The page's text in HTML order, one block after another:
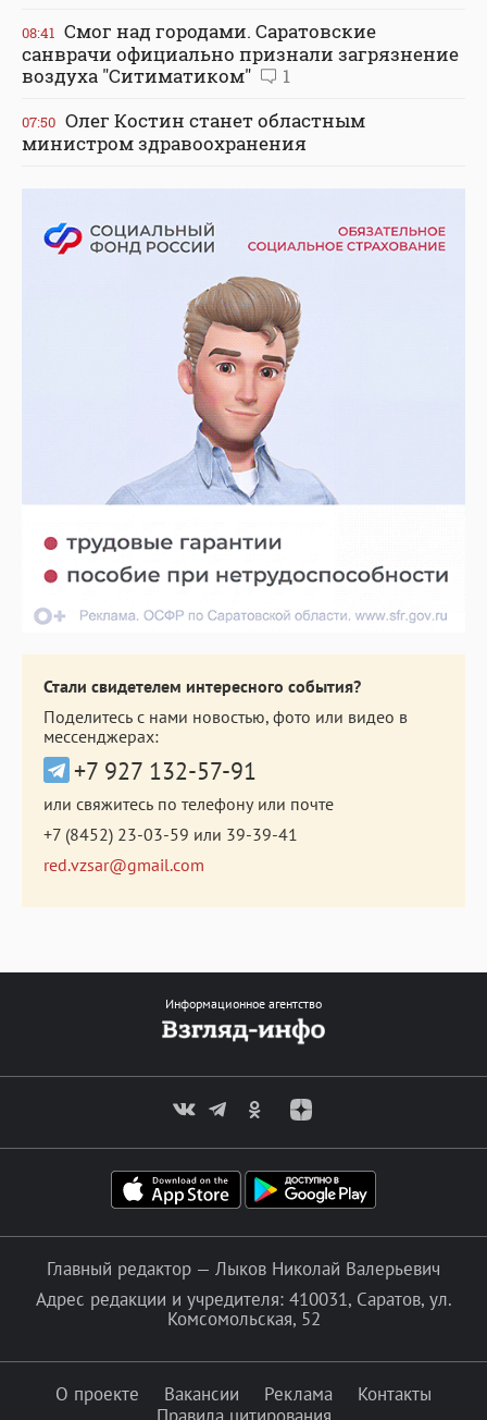
08:41 Смог над городами. Саратовские
санврачи официально признали загрязнение
воздуха "Ситиматиком"
1
07:50 Олег Костин станет областным
министром здравоохранения
Стали свидетелем интересного события?
Поделитесь с нами новостью, фото или видео в
мессенджерах:
+7 927 132-57-91
или свяжитесь по телефону или почте
+7 (8452) 23-03-59 или 39-39-41
red.vzsar@gmail.com
Информационное агентство
Главный редактор — Лыков Николай Валерьевич
Адрес редакции и учредителя: 410031, Саратов, ул.
Комсомольская, 52
О проекте Вакансии Реклама
Контакты